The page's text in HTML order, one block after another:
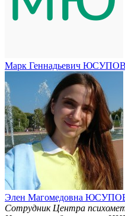
Марк Геннадьевич ЮСУПОВ
Элен Магомедовна
Сотрудник Центра